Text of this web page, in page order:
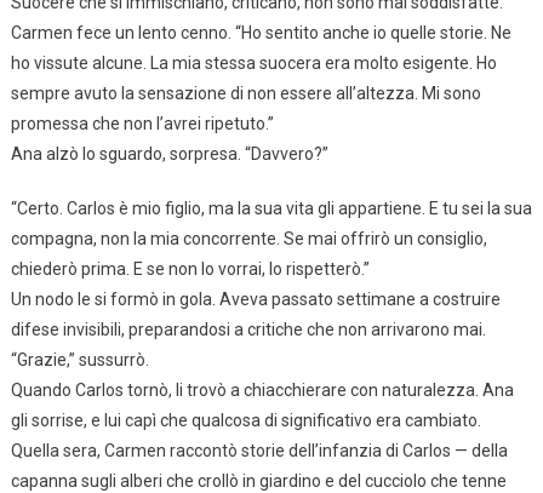
Carmen fece un lento cenno. “Ho sentito anche io quelle storie. Ne
ho vissute alcune. La mia stessa suocera era molto esigente. Ho
sempre avuto la sensazione di non essere all’altezza. Mi sono
promessa che non l’avrei ripetuto.”
Ana alzò lo sguardo, sorpresa. “Davvero?”
“Certo. Carlos è mio figlio, ma la sua vita gli appartiene. E tu sei la sua
compagna, non la mia concorrente. Se mai offrirò un consiglio,
chiederò prima. E se non lo vorrai, lo rispetterò.”
Un nodo le si formò in gola. Aveva passato settimane a costruire
difese invisibili, preparandosi a critiche che non arrivarono mai.
“Grazie,” sussurrò.
Quando Carlos tornò, li trovò a chiacchierare con naturalezza. Ana
gli sorrise, e lui capì che qualcosa di significativo era cambiato.
Quella sera, Carmen raccontò storie dell’infanzia di Carlos — della
capanna sugli alberi che crollò in giardino e del cucciolo che tenne